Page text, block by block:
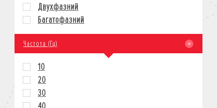
Двухфазний
Багатофазний
Частота (Гц)
10
20
30